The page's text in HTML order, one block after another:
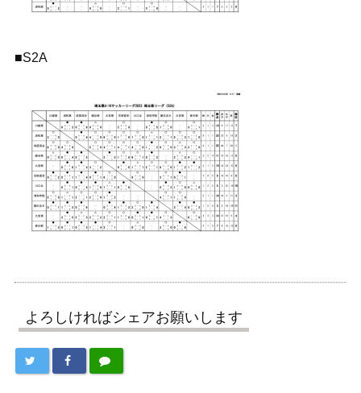
■S2A
よろしければシェアお願いします